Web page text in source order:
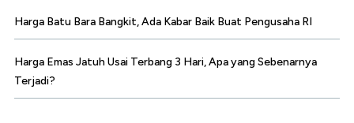
Harga Batu Bara Bangkit, Ada Kabar Baik Buat Pengusaha RI
Harga Emas Jatuh Usai Terbang 3 Hari, Apa yang Sebenarnya
Terjadi?